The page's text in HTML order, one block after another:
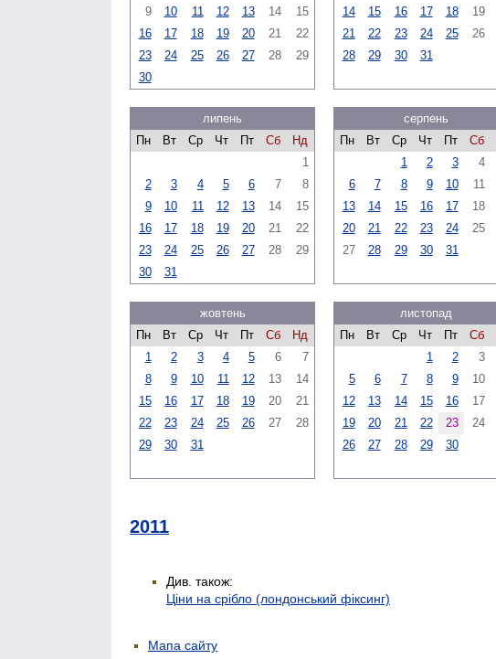
9
10 11 12 13 14
15
16
17 18 19 20 21
22
23
24 25 26 27 28
29
30
14
15 16 17 18 19
21
22 23 24 25 26
28
29 30 31
липень
Пн
Вт Ср Чт Пт Сб
Нд
1
2
3 4 5 6 7
8
9
10 11 12 13 14
15
16
17 18 19 20 21
22
23
24 25 26 27 28
29
30
31
серпень
Пн
Вт Ср Чт Пт Сб
1
2 3 4
6
7 8 9 10 11
13
14 15 16 17 18
20
21 22 23 24 25
27
28 29 30 31
жовтень
Пн
Вт Ср Чт Пт Сб
Нд
1
2 3 4 5 6
7
8
9 10 11 12 13
14
15
16 17 18 19 20
21
22
23 24 25 26 27
28
29
30 31
листопад
Пн
Вт Ср Чт Пт Сб
1
2 3
5
6 7 8 9 10
12
13 14 15 16 17
19
20 21 22 23 24
26
27 28 29 30
2011
Див. також:
Ціни на срібло (лондонський фіксинг)
Мапа сайту